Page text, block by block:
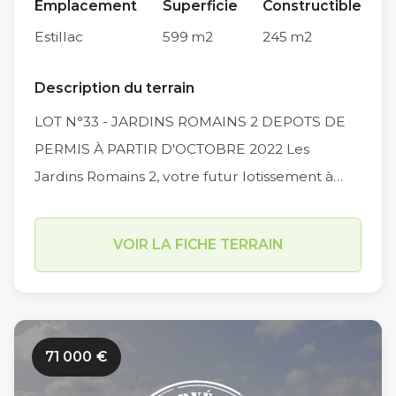
appel au constructeur de son choix pour
élaborer son projet de construction.
Emplacement
Estillac
Superficie
599 m2
Constructible
245 m2
Description du terrain
LOT N°33 - JARDINS ROMAINS 2 DEPOTS DE
PERMIS À PARTIR D'OCTOBRE 2022 Les
Jardins Romains 2, votre futur lotissement à
travaux de viabilisation des Jardins Romains 2
n’ont pas encore débuté. Limitrophe à la
VOIR LA FICHE TERRAIN
71 000 €